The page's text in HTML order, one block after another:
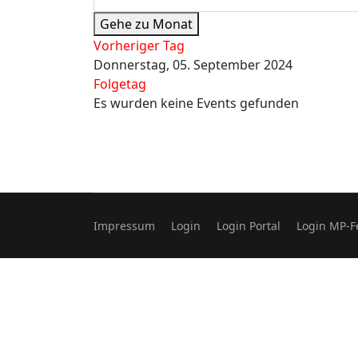
Gehe zu Monat
Vorheriger Tag
Donnerstag, 05. September 2024
Folgetag
Es wurden keine Events gefunden
Impressum Login Login Portal Login MP-